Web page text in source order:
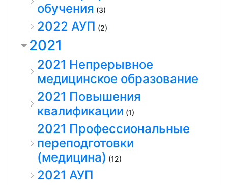
обучения (3)
2022 АУП (2)
2021
2021 Непрерывное
медицинское образование
2021 Повышения
квалификации (1)
2021 Профессиональные
переподготовки
(медицина) (12)
2021 АУП